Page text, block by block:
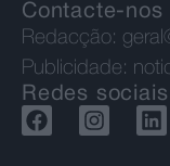
Contacte-nos
Redacção:
Publicidade:
Redes sociais